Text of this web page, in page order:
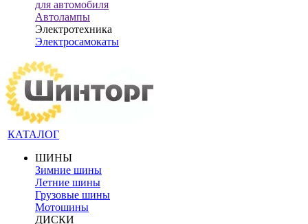
для автомобиля
Автолампы
Электротехника
Электросамокаты
КАТАЛОГ
ШИНЫ
Зимние шины
Летние шины
Грузовые шины
Мотошины
ДИСКИ